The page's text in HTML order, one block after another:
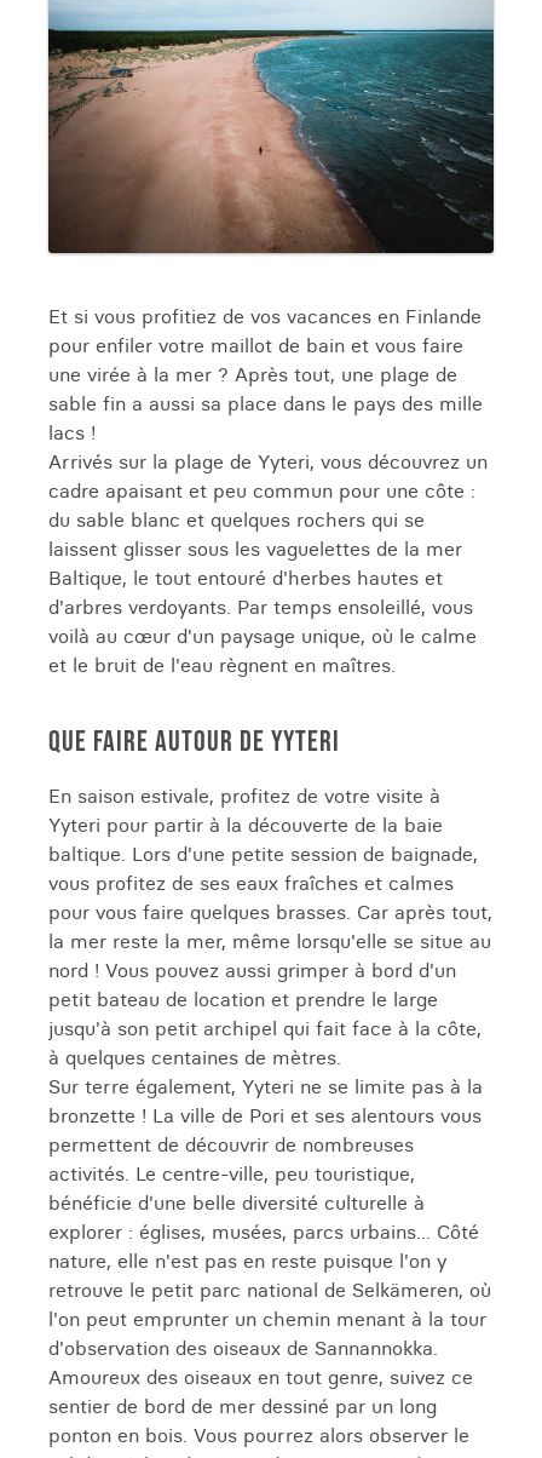
Et si vous profitiez de vos vacances en Finlande
pour enfiler votre maillot de bain et vous faire
une virée à la mer ? Après tout, une plage de
sable fin a aussi sa place dans le pays des mille
lacs !
Arrivés sur la plage de Yyteri, vous découvrez un
cadre apaisant et peu commun pour une côte :
du sable blanc et quelques rochers qui se
laissent glisser sous les vaguelettes de la mer
Baltique, le tout entouré d'herbes hautes et
d'arbres verdoyants. Par temps ensoleillé, vous
voilà au cœur d'un paysage unique, où le calme
et le bruit de l'eau règnent en maîtres.
QUE FAIRE AUTOUR DE YYTERI
En saison estivale, profitez de votre visite à
Yyteri pour partir à la découverte de la baie
baltique. Lors d'une petite session de baignade,
vous profitez de ses eaux fraîches et calmes
pour vous faire quelques brasses. Car après tout,
la mer reste la mer, même lorsqu'elle se situe au
nord ! Vous pouvez aussi grimper à bord d'un
petit bateau de location et prendre le large
jusqu'à son petit archipel qui fait face à la côte,
à quelques centaines de mètres.
Sur terre également, Yyteri ne se limite pas à la
bronzette ! La ville de Pori et ses alentours vous
permettent de découvrir de nombreuses
activités. Le centre-ville, peu touristique,
bénéficie d'une belle diversité culturelle à
explorer : églises, musées, parcs urbains... Côté
nature, elle n'est pas en reste puisque l'on y
retrouve le petit parc national de Selkämeren, où
l'on peut emprunter un chemin menant à la tour
d'observation des oiseaux de Sannannokka.
Amoureux des oiseaux en tout genre, suivez ce
sentier de bord de mer dessiné par un long
ponton en bois. Vous pourrez alors observer le